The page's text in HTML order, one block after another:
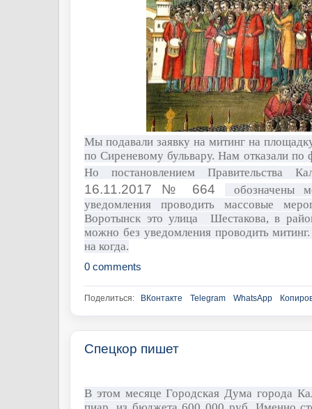
Мы подавали заявку на митинг на
по Сиреневому бульвару. Нам отказали по
Но постановлением Правительства
16.11.2017 № 664
обозначены
уведомления проводить массовые
Воротынск это улица Шестакова, в
можно без уведомления проводить
на когда.
0 comments
Поделиться: ВКонтакте Telegram WhatsApp
Спецкор пишет
В этом месяце Городская Дума города